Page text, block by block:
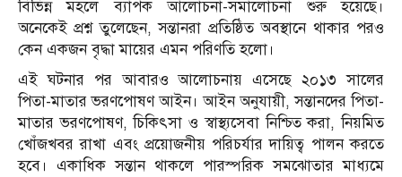
বিভিন্ন মহলে ব্যাপক আলোচনা-সমালোচনা শুরু হয়েছে।
অনেকেই প্রশ্ন তুলেছেন, সন্তানরা প্রতিষ্ঠিত অবস্থানে থাকার পরও
কেন একজন বৃদ্ধা মায়ের এমন পরিণতি হলো।
এই ঘটনার পর আবারও আলোচনায় এসেছে ২০১৩ সালের
পিতা-মাতার ভরণপোষণ আইন। আইন অনুযায়ী, সন্তানদের পিতা-
মাতার ভরণপোষণ, চিকিৎসা ও স্বাস্থ্যসেবা নিশ্চিত করা, নিয়মিত
খোঁজখবর রাখা এবং প্রয়োজনীয় পরিচর্যার দায়িত্ব পালন করতে
হবে। একাধিক সন্তান থাকলে পারস্পরিক সমঝোতার মাধ্যমে